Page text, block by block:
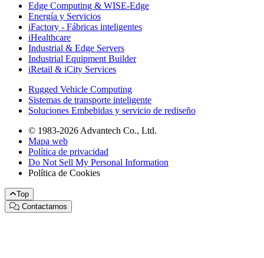
Edge Computing & WISE-Edge
Energía y Servicios
iFactory - Fábricas inteligentes
iHealthcare
Industrial & Edge Servers
Industrial Equipment Builder
iRetail & iCity Services
Rugged Vehicle Computing
Sistemas de transporte inteligente
Soluciones Embebidas y servicio de rediseño
© 1983-2026 Advantech Co., Ltd.
Mapa web
Política de privacidad
Do Not Sell My Personal Information
Política de Cookies
Top
Contactarnos